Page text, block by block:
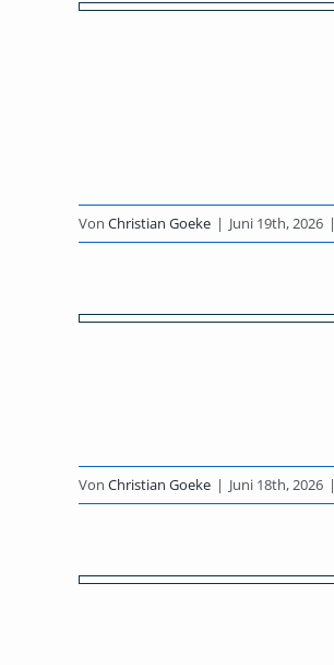
Von Christian Goeke | Juni 19th, 2026 |
Von Christian Goeke | Juni 18th, 2026 |